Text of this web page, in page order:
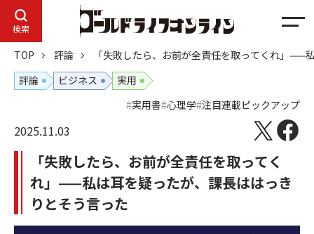
検索
メ
ュ
TOP 評論
「失敗したら、お前が全責任を取ってくれ」——
評論
ビジネス
実用
実用書 心理学 注目連載ピックアップ
2025.11.03
「失敗したら、お前が全責任を取ってく
れ」——私は耳を疑ったが、課長ははっき
りとそう言った